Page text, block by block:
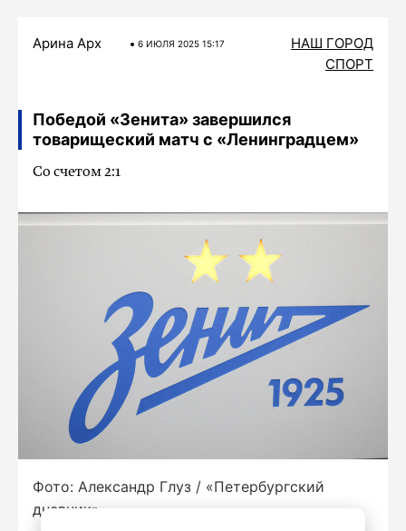
Арина Арх 6 ИЮЛЯ 2025 15:17
НАШ ГОРОД
СПОРТ
Победой «Зенита» завершился
товарищеский матч с «Ленинградцем»
Со счетом 2:1
Фото: Александр Глуз / «Петербургский
дневник»